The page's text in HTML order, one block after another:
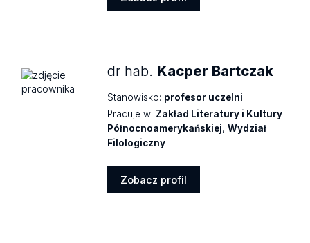
dr hab. Kacper Bartczak
Stanowisko: profesor uczelni
Pracuje w: Zakład Literatury i Kultury
Północnoamerykańskiej,Wydział
Filologiczny
Zobacz profil